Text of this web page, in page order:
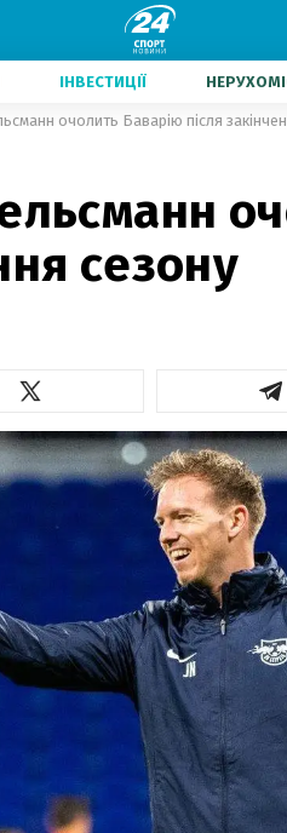
ІНВЕСТИЦІЇ
очолить Баварію після
сезону